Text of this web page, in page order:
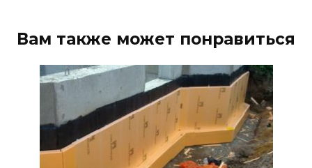
Вам также может понравиться